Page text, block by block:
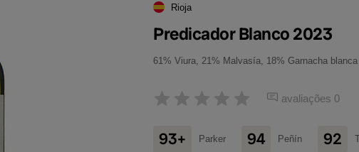
Rioja
Predicador Blanco 2023
61% Viura, 21% Malvasía, 18% Garnacha blanca
avaliações 0
93+ Parker 94 Peñín 92